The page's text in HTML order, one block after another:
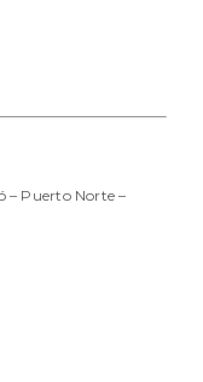
– Puerto Norte –